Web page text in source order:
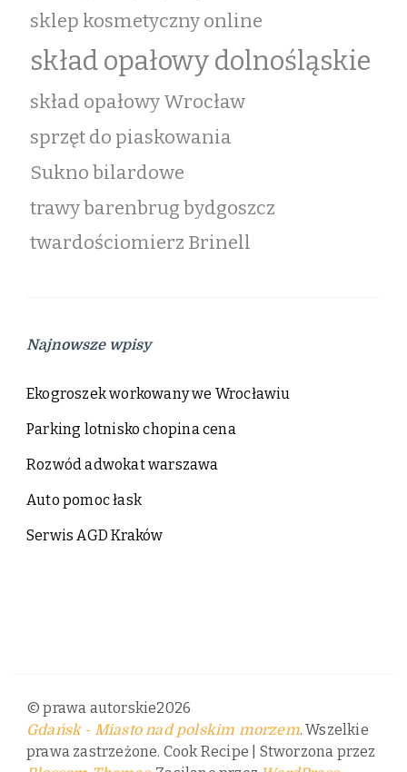
sklep kosmetyczny online
skład opałowy dolnośląskie
skład opałowy Wrocław
sprzęt do piaskowania
Sukno bilardowe
trawy barenbrug bydgoszcz
twardościomierz Brinell
Najnowsze wpisy
Ekogroszek workowany we Wrocławiu
Parking lotnisko chopina cena
Rozwód adwokat warszawa
Auto pomoc łask
Serwis AGD Kraków
© prawa autorskie2026
Gdańsk - Miasto nad polskim morzem. Wszelkie
prawa zastrzeżone. Cook Recipe | Stworzona przez